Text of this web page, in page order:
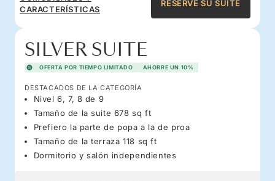
CARACTERÍSTICAS
RESERVE SU SUITE
SILVER SUITE
OFERTA POR TIEMPO LIMITADO AHORRE UN 10%
DESTACADOS DE LA CATEGORÍA
Nivel 6, 7, 8 de 9
Tamaño de la suite 678 sq ft
Prefiero la parte de popa a la de proa
Tamaño de la terraza 118 sq ft
Dormitorio y salón independientes